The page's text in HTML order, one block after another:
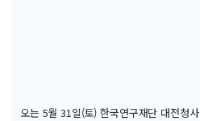
오는 5월 31일(토) 한국연구재단 대전청